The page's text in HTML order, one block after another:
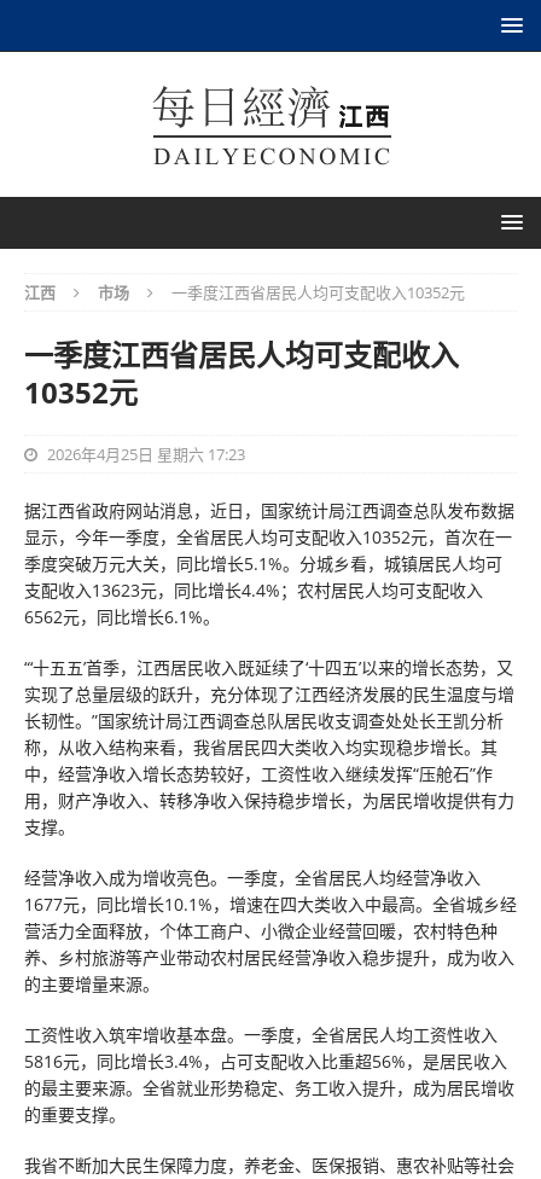
江西 市场 一季度江西省居民人均可支配收入10352元
一季度江西省居民人均可支配收入
10352元
2026年4月25日 星期六 17:23
据江西省政府网站消息，近日，国家统计局江西调查总队发布数据
显示，今年一季度，全省居民人均可支配收入10352元，首次在一
季度突破万元大关，同比增长5.1%。分城乡看，城镇居民人均可
支配收入13623元，同比增长4.4%；农村居民人均可支配收入
6562元，同比增长6.1%。
“‘十五五’首季，江西居民收入既延续了‘十四五’以来的增长态势，又
实现了总量层级的跃升，充分体现了江西经济发展的民生温度与增
长韧性。”国家统计局江西调查总队居民收支调查处处长王凯分析
称，从收入结构来看，我省居民四大类收入均实现稳步增长。其
中，经营净收入增长态势较好，工资性收入继续发挥“压舱石”作
用，财产净收入、转移净收入保持稳步增长，为居民增收提供有力
支撑。
经营净收入成为增收亮色。一季度，全省居民人均经营净收入
1677元，同比增长10.1%，增速在四大类收入中最高。全省城乡经
营活力全面释放，个体工商户、小微企业经营回暖，农村特色种
养、乡村旅游等产业带动农村居民经营净收入稳步提升，成为收入
的主要增量来源。
工资性收入筑牢增收基本盘。一季度，全省居民人均工资性收入
5816元，同比增长3.4%，占可支配收入比重超56%，是居民收入
的最主要来源。全省就业形势稳定、务工收入提升，成为居民增收
的重要支撑。
我省不断加大民生保障力度，养老金、医保报销、惠农补贴等社会